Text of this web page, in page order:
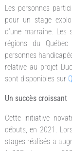
Les personnes
pour un stage
d’une marraine.
régions du
personnes
relative au projet
sont disponibles sur
Un succès croissant
Cette initiative
débuts, en 2021.
stages réalisés a